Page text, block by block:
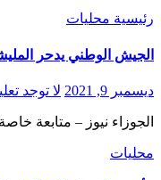
رئيسية محليات
الجيش الوطني يدحر
ديسمبر 9, 2021 لا توجد
الجوزاء نيوز – متابعة
محليات